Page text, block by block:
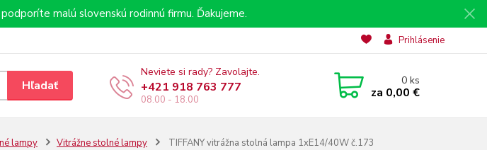
malú slovenskú rodinnú firmu. Ďakujeme.
Prihlásenie
Hľadať
Neviete si rady? Zavolajte.
+421 918 763 777
08.00 - 18.00
0ks
za 0,00 €
lampy Vitrážne stolné lampy TIFFANY vitrážna stolná lampa 1xE14/40W č.173